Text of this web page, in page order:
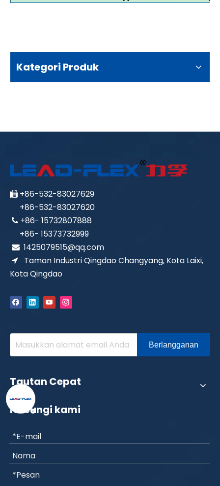
Kategori Produk
 +86-532-83027629
+86-532-83027620
 +86- 15732807888
+86- 15373732999
 1425079515@qq.com
 Taman Industri Qingdao Changyang, Kota Laixi,
Kota Qingdao
Berlangganan
Tautan Cepat
Hubungi kami